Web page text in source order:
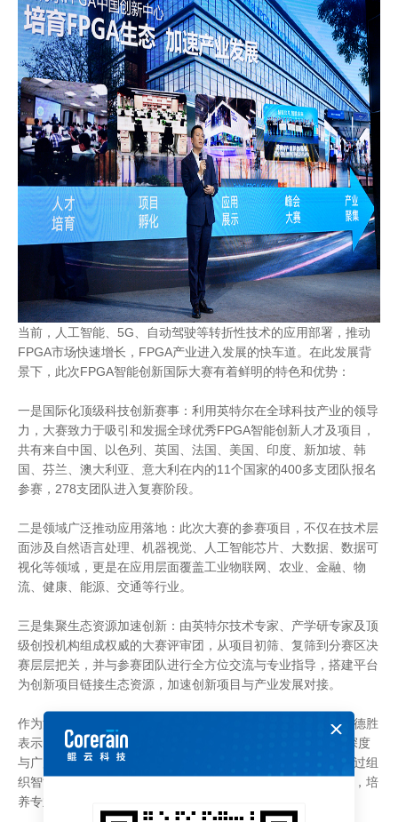
当前，人工智能、5G、自动驾驶等转折性技术的应用部署，推动
FPGA市场快速增长，FPGA产业进入发展的快车道。在此发展背
景下，此次FPGA智能创新国际大赛有着鲜明的特色和优势：
一是国际化顶级科技创新赛事：利用英特尔在全球科技产业的领导
力，大赛致力于吸引和发掘全球优秀FPGA智能创新人才及项目，
共有来自中国、以色列、英国、法国、美国、印度、新加坡、韩
国、芬兰、澳大利亚、意大利在内的11个国家的400多支团队报名
参赛，278支团队进入复赛阶段。
二是领域广泛推动应用落地：此次大赛的参赛项目，不仅在技术层
面涉及自然语言处理、机器视觉、人工智能芯片、大数据、数据可
视化等领域，更是在应用层面覆盖工业物联网、农业、金融、物
流、健康、能源、交通等行业。
三是集聚生态资源加速创新：由英特尔技术专家、产学研专家及顶
级创投机构组成权威的大赛评审团，从项目初筛、复筛到分赛区决
赛层层把关，并与参赛团队进行全方位交流与专业指导，搭建平台
为创新项目链接生态资源，加速创新项目与产业发展对接。
作为活动主办方，英特尔战略合作与创新业务部董事总经理李德胜
表示，“我们始终秉持开放共赢的生态理念，拓展生态合作的深度
与广度;通过与合作伙伴紧密携手，积极构建FPGA生态，并通过组
织智能大赛、产学研对接、及培训认证等方式，发掘优秀团队，培
养专业人才，孵化应用创新，加速智能产业的发展。”